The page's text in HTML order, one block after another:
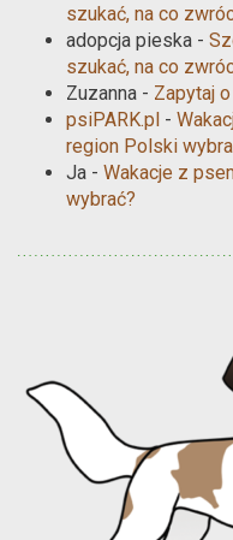
szukać, na co
adopcja pieska -
szukać, na co
Zuzanna - Zapytaj
psiPARK.pl -
region Polski
Ja - Wakacje z
wybrać?